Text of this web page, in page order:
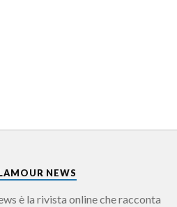
NEWS
è la rivista online che racconta